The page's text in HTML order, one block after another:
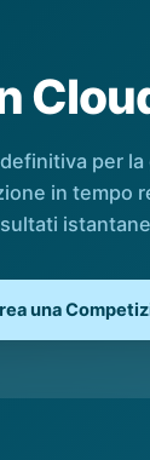
per
in tempo
una